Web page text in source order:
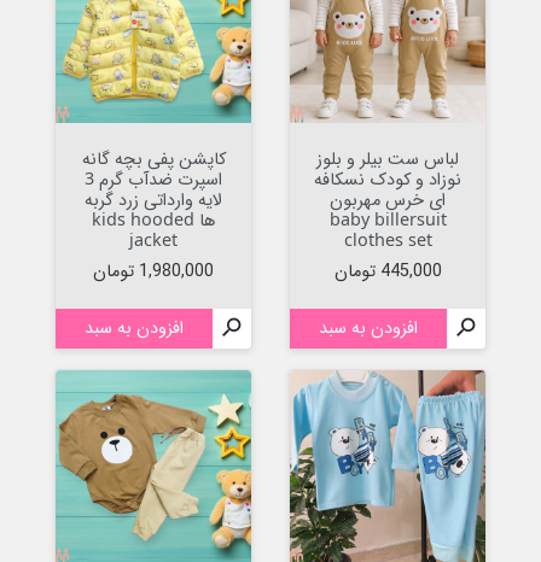
لباس ست بیلر و بلوز
نوزاد و کودک نسکافه
ای خرس مهربون
baby billersuit
clothes set
قیمت
445,000 تومان
 افزودن به سبد
کاپشن پفی بچه گانه
اسپرت ضدآب گرم 3
لایه وارداتی زرد گربه
ها kids hooded
jacket
قیمت
1,980,000 تومان
 افزودن به سبد